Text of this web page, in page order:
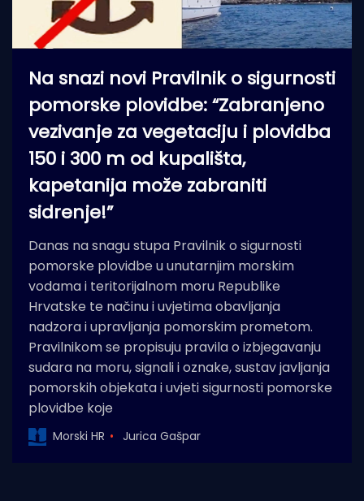
Na snazi novi Pravilnik o sigurnosti
pomorske plovidbe: “Zabranjeno
vezivanje za vegetaciju i plovidba
150 i 300 m od kupališta,
kapetanija može zabraniti
sidrenje!”
Danas na snagu stupa Pravilnik o sigurnosti
pomorske plovidbe u unutarnjim morskim
vodama i teritorijalnom moru Republike
Hrvatske te načinu i uvjetima obavljanja
nadzora i upravljanja pomorskim prometom.
Pravilnikom se propisuju pravila o izbjegavanju
sudara na moru, signali i oznake, sustav javljanja
pomorskih objekata i uvjeti sigurnosti pomorske
plovidbe koje
Morski HR Jurica Gašpar